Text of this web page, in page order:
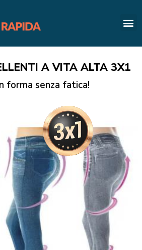
A VITA ALTA 3X1
forma senza fatica!